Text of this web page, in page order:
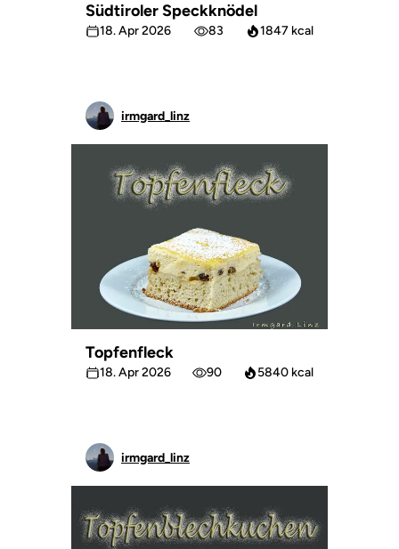
Südtiroler Speckknödel
18. Apr 2026 83 1847 kcal
irmgard_linz
Topfenfleck
18. Apr 2026 90 5840 kcal
irmgard_linz